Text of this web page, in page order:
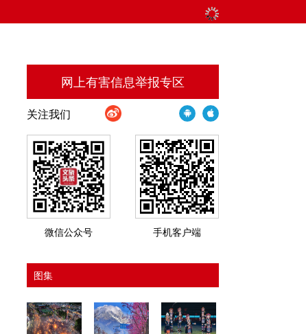
网上有害信息举报专区
关注我们
微信公众号 手机客户端
图集